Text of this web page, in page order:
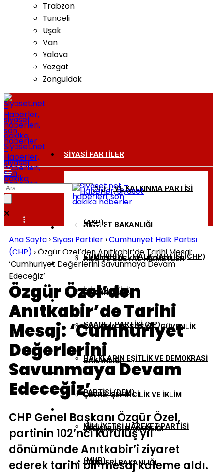
Trabzon
Tunceli
Uşak
Van
Yalova
Yozgat
Zonguldak
Siyaset.net
–
Haberler,
siyaset
haberleri,
son
dakika
haberler
SIYASI PARTILER
ADALET VE KALKINMA PARTISI
(AKP)
CUMHURIYET HALK PARTISI (CHP)
İYI PARTI (İYİ)
SAADET PARTISI (SP)
HALKLARIN EŞITLIK VE DEMOKRASI
PARTISI (DEM)
MILLIYETÇI HAREKET PARTISI
(MHP)
BAKANLIKLAR
ADALET BAKANLIĞI
AILE VE SOSYAL HIZMETLER
BAKANLIĞI
ÇALIŞMA VE SOSYAL GÜVENLIK
BAKANLIĞI
ÇEVRE, ŞEHIRCILIK VE İKLIM
DEĞIŞIKLIĞI BAKANLIĞI
DIŞIŞLERI BAKANLIĞI
DIŞ POLITIKA
EKONOMI
GÜNDEM
TBMM
YEREL YÖNETIMLER
Ana Sayfa ›Siyasi Partiler ›Cumhuriyet Halk Partisi
(CHP) ›Özgür Özel’den Anıtkabir’de Tarihi Mesaj:
‘Cumhuriyet Değerlerini Savunmaya Devam
Edeceğiz’
Özgür Özel’den
Anıtkabir’de Tarihi
Mesaj: ‘Cumhuriyet
Değerlerini
Savunmaya Devam
Edeceğiz’
CHP Genel Başkanı Özgür Özel,
partinin 102’nci kuruluş yıl
dönümünde Anıtkabir’i ziyaret
ederek tarihi bir mesaj kaleme aldı.